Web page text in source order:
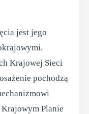
jest jego
Krajowej Sieci
pochodzą
Planie